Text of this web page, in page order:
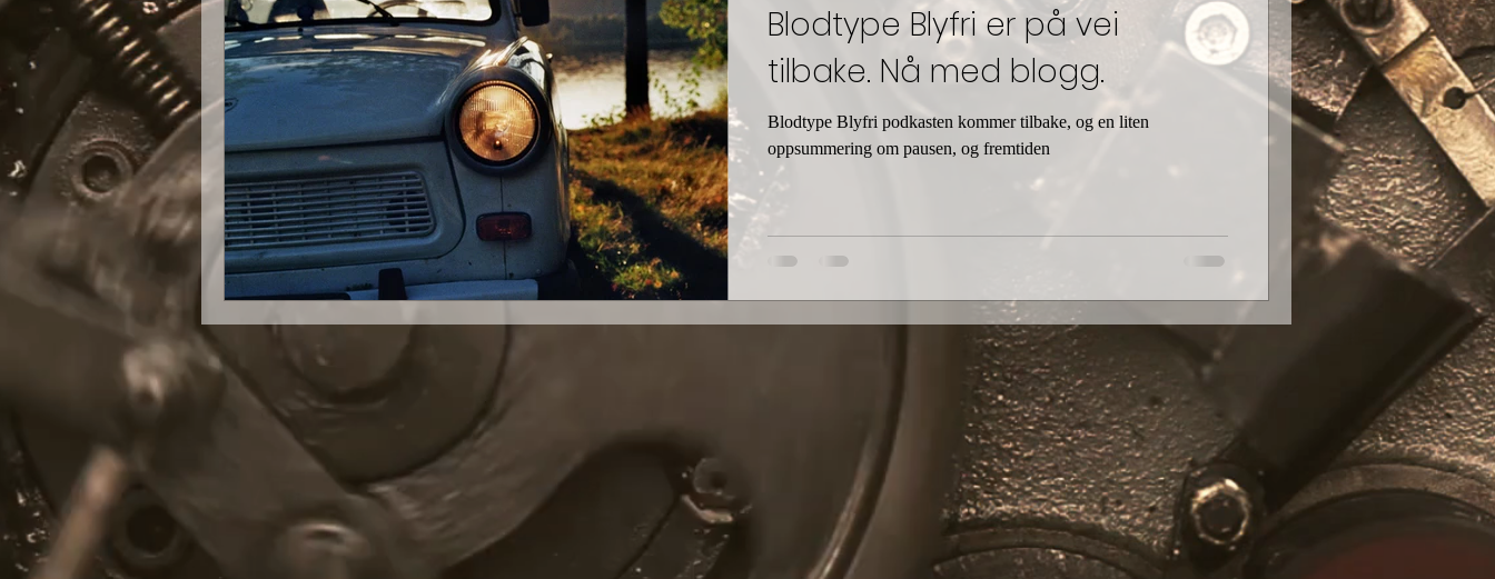
Blodtype Blyfri er på vei
tilbake. Nå med blogg.
Blodtype Blyfri podkasten kommer tilbake, og en liten
oppsummering om pausen, og fremtiden